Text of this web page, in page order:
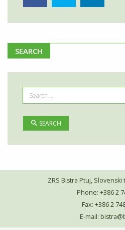
SEARCH
SEARCH
ZRS Bistra Ptuj, Slovenski
Phone: +386 2
Fax: +386 2
E-mail: